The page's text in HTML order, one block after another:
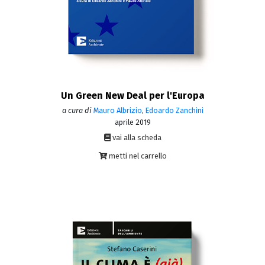
Un Green New Deal per l'Europa
a cura di Mauro Albrizio, Edoardo Zanchini
aprile 2019
vai alla scheda
metti nel carrello